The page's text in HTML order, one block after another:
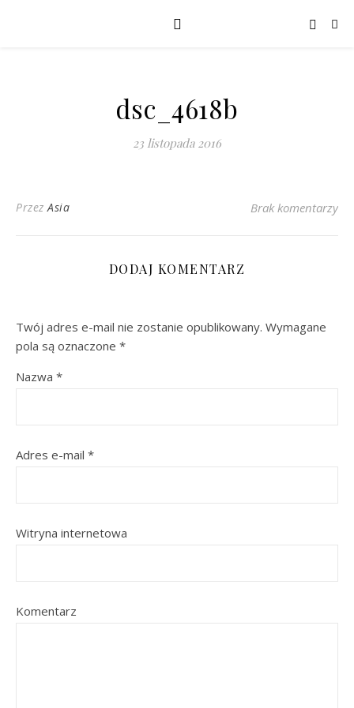
dsc_4618b
23 listopada 2016
PrzezAsia Brak komentarzy
DODAJ KOMENTARZ
Twój adres e-mail nie zostanie opublikowany. Wymagane
pola są oznaczone *
Nazwa *
Adres e-mail *
Witryna internetowa
Komentarz